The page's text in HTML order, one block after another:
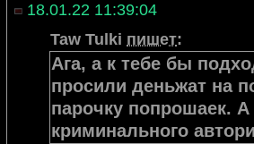
18.01.22 11:39:04
Taw Tulki пишет:
Ага, а к тебе бы
просили деньжат на
парочку попрошаек. А
криминального